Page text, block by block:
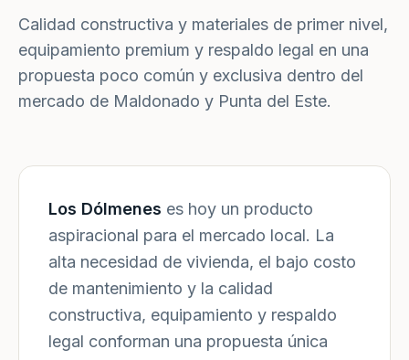
Calidad constructiva y materiales de primer nivel,
equipamiento premium y respaldo legal en una
propuesta poco común y exclusiva dentro del
mercado de Maldonado y Punta del Este.
Los Dólmenes es hoy un producto
aspiracional para el mercado local. La
alta necesidad de vivienda, el bajo costo
de mantenimiento y la calidad
constructiva, equipamiento y respaldo
legal conforman una propuesta única